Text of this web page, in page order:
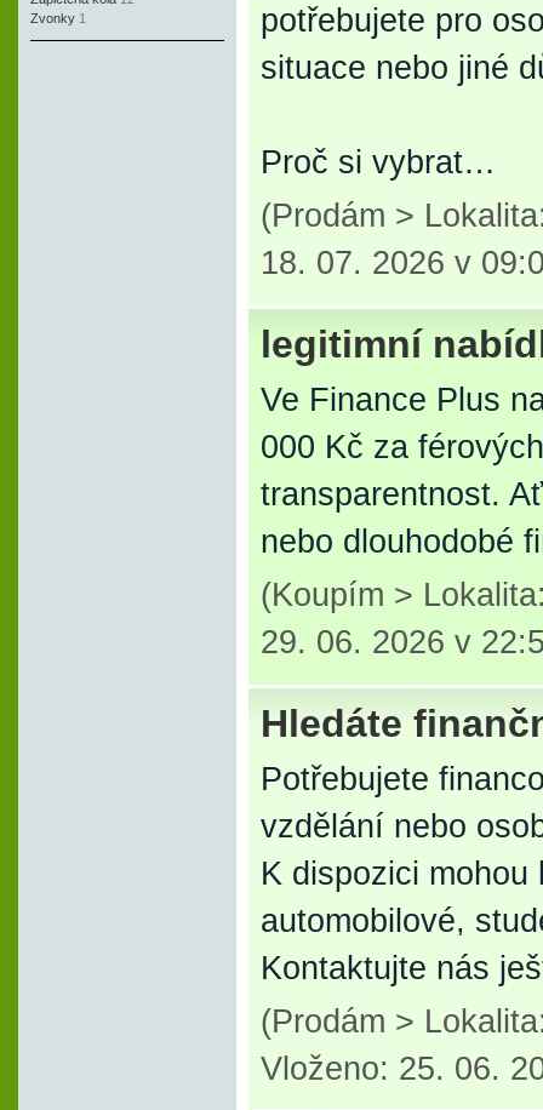
Zvonky 1
potřebujete pro
situace nebo jiné
Proč si vybrat…
(Prodám >
18. 07. 2026 v
legitimní
Ve Finance Plus
000 Kč za
transparentnost.
nebo dlouhodobé
(Koupím >
29. 06. 2026 v
Hledáte
Potřebujete
vzdělání nebo
K dispozici
automobilové,
Kontaktujte nás
(Prodám >
Vloženo: 25. 06.